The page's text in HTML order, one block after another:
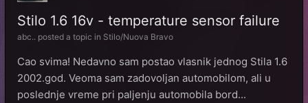
Stilo 1.6 16v - temperature sensor failure
abc.. posted a topic in Stilo/Nuova Bravo
Cao svima! Nedavno sam postao vlasnik jednog Stila 1.6
2002.god. Veoma sam zadovoljan automobilom, ali u
poslednje vreme pri paljenju automobila bord...